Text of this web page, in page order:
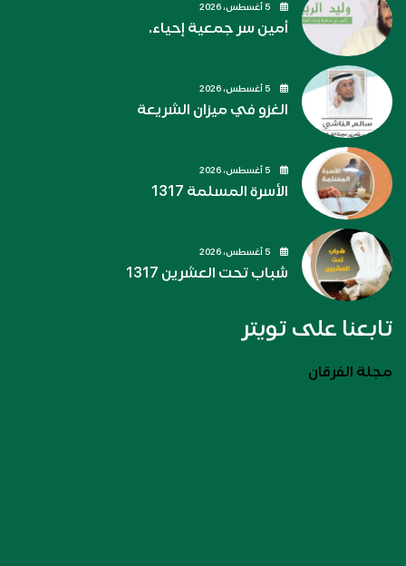
أمين سر جمعية إحياء.
الغزو في ميزان الشريعة
الأسرة المسلمة 1317
شباب تحت العشرين 1317
تابعنا على تويتر
مجلة الفرقان